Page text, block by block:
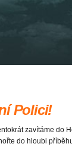
Polici!
zavítáme do
do hloubi